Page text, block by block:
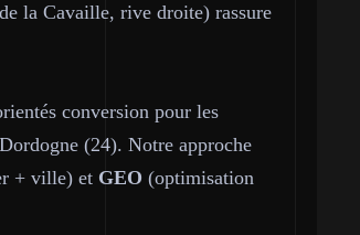
la Cavaille, rive droite) rassure
conversion pour les
(24). Notre approche
+ ville) et GEO (optimisation